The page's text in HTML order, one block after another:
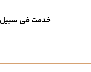
خدمت فی سبیل